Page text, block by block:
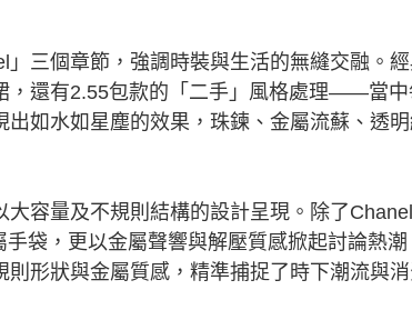
三個章節，強調時裝與生活的無縫交融。
，還有2.55包款的「二手」風格處理——當
如水如星塵的效果，珠鍊、金屬流蘇、透
容量及不規則結構的設計呈現。除了
袋，更以金屬聲響與解壓質感掀起討論熱潮
形狀與金屬質感，精準捕捉了時下潮流與